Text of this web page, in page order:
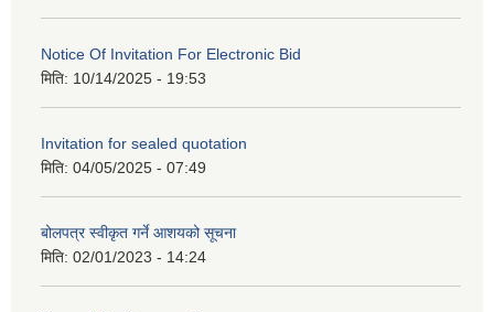
Notice Of Invitation For Electronic Bid
मिति: 10/14/2025 - 19:53
Invitation for sealed quotation
मिति: 04/05/2025 - 07:49
बोलपत्र स्वीकृत गर्ने आशयको सूचना
मिति: 02/01/2023 - 14:24